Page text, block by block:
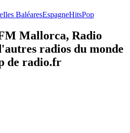
Iles BaléaresEspagneHitsPop
Mallorca, Radio
radios du monde
de radio.fr